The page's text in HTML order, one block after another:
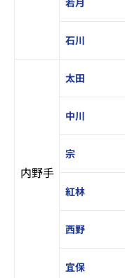
石川
内野手
太田
中川
宗
紅林
西野
宜保